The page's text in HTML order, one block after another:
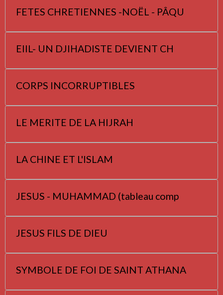
FETES CHRETIENNES -NOËL - PÂQU
EIIL- UN DJIHADISTE DEVIENT CH
CORPS INCORRUPTIBLES
LE MERITE DE LA HIJRAH
LA CHINE ET L'ISLAM
JESUS - MUHAMMAD (tableau comp
JESUS FILS DE DIEU
SYMBOLE DE FOI DE SAINT ATHANA